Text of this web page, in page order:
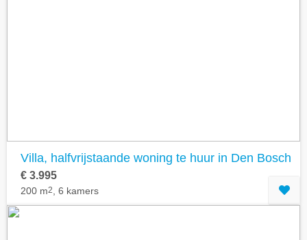
Villa, halfvrijstaande woning te huur in Den Bosch
€ 3.995
200 m2 , 6 kamers